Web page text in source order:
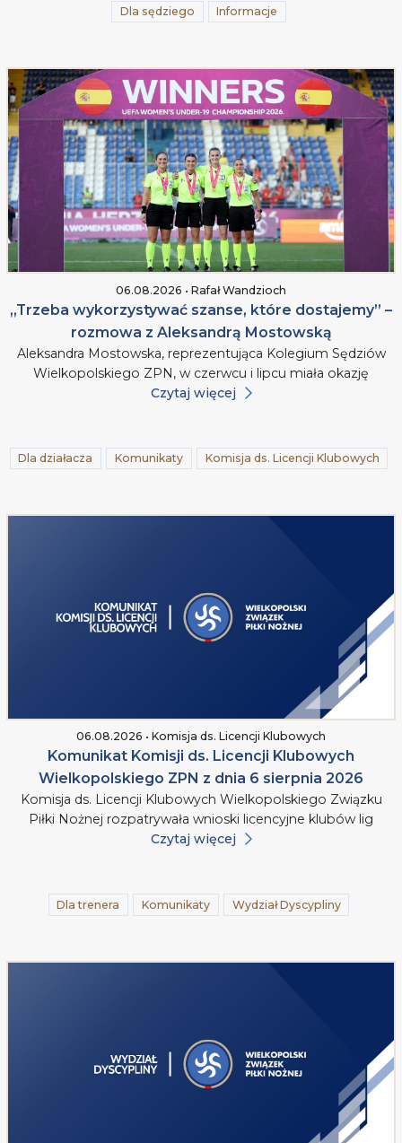
Dla sędziego Informacje
06.08.2026 • Rafał Wandzioch
„Trzeba wykorzystywać szanse, które dostajemy” –
rozmowa z Aleksandrą Mostowską
Aleksandra Mostowska, reprezentująca Kolegium Sędziów
Wielkopolskiego ZPN, w czerwcu i lipcu miała okazję
Czytaj więcej
Dla działacza Komunikaty Komisja ds. Licencji Klubowych
06.08.2026 • Komisja ds. Licencji Klubowych
Komunikat Komisji ds. Licencji Klubowych
Wielkopolskiego ZPN z dnia 6 sierpnia 2026
Komisja ds. Licencji Klubowych Wielkopolskiego Związku
Piłki Nożnej rozpatrywała wnioski licencyjne klubów lig
Czytaj więcej
Dla trenera Komunikaty Wydział Dyscypliny